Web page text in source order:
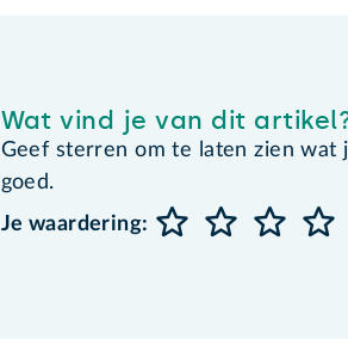
Wat vind je van dit
Geef sterren om te laten zien wat
goed.
Je waardering: